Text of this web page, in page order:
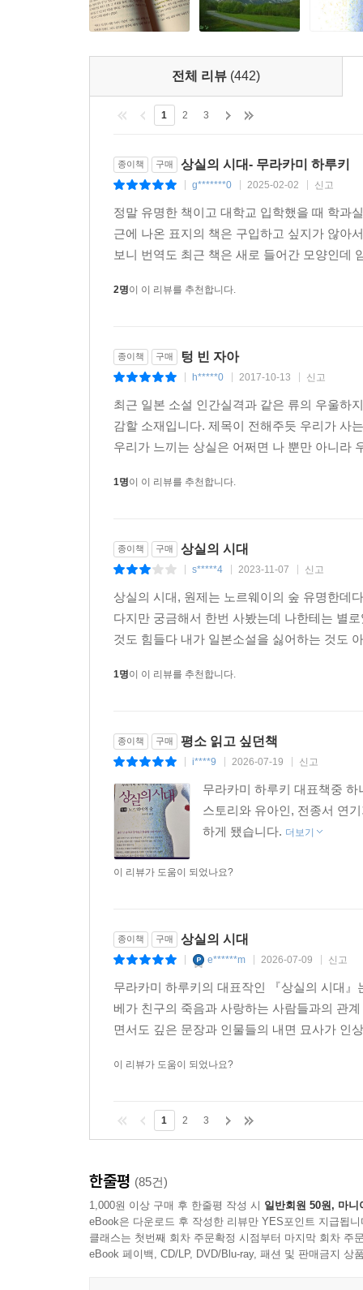
오늘은 비가 오고있구나. 비가 오는 일요일은 나
로 사람을 사랑 할 수 없는 게 아닌가 하는 생각이
'없어.'
그녀는 그 이상 아무것도 묻지 않았다. 가을이 끝
성장의 고통 같은 것을 치러야 할 때에 그 대가를
는 이렇게 여기 있는 거고. 우린 무인도에서 자란
거지요. 하지만 그런 게 언제까지 계속될 수 있겠
어요.
만, 당신은 나와 밖을 이어주는 유리한 고리예요,
--- p.229-230
비는 아침까지도 내리고 있었다. 어젯밤과는 달
숫물 소리로 비가 내리고 있다는 것을 겨우 알아
수록 안개는 바람에 밀려나고, 잡목 숲이며 산의
고, 나는 스웨터 위에 방수가 되는 윈드 브레이커
--- p.257
를 쓸 수 있다는 것은 참 좋은 일이예요. 누구에게
일입니다. 물론 글로 써놓고 보면, 자신이 말하고
를 적어 보고 싶다는 그 기분이 든 것만으로도, 지
--- p.166-167까지
있었던 분위기를 그려 보고 싶었습니다. 사람을
서는 것이기도 하기 때문입니다.
--- 무라카미 하루키가 보낸 <한국의 독자들에게>중에서
나는 그동안 줄곧 유리창에 이마를 붙이고 눈을
그녀는 조용한 목소리로 그렇게 물었다. 나는 지
--- p.468
나는 그 동안 전화 저쪽에서 말이 없었다. 마치 전
줄곧 유리창에 이마를 붙이고 눈을 감고 있었다.
게 물었다. 나는 지금 어디에 있는가? 나는 수화기
--- p.468,---pp,14-20,---계속 살아가는 일만을 생각
전체 리뷰 (442)
1 2 3
종이책 구매 상실의 시대- 무라카미 하루키
g*******0 2025-02-02 신고
정말 유명한 책이고 대학교 입학했을 때 학과
근에 나온 표지의 책은 구입하고 싶지가 않아
보니 번역도 최근 책은 새로 들어간 모양인데
2명이 이 리뷰를 추천합니다.
종이책 구매 텅 빈 자아
h*****0 2017-10-13 신고
최근 일본 소설 인간실격과 같은 류의 우울하
감할 소재입니다. 제목이 전해주듯 우리가 사
우리가 느끼는 상실은 어쩌면 나 뿐만 아니라
1명이 이 리뷰를 추천합니다.
종이책 구매 상실의 시대
s*****4 2023-11-07 신고
상실의 시대, 원제는 노르웨이의 숲 유명한데
다지만 궁금해서 한번 사봤는데 나한테는 별
것도 힘들다 내가 일본소설을 싫어하는 것도
1명이 이 리뷰를 추천합니다.
종이책 구매 평소 읽고 싶던책
i****9 2026-07-19 신고
무라카미 하루키 대표책중
스토리와 유아인, 전종서 연
하게 됐습니다. 더보기
이 리뷰가 도움이 되었나요?
종이책 구매 상실의 시대
e******m 2026-07-09 신고
무라카미 하루키의 대표작인 『상실의 시대
베가 친구의 죽음과 사랑하는 사람들과의 관
면서도 깊은 문장과 인물들의 내면 묘사가 인
이 리뷰가 도움이 되었나요?
1 2 3
한줄평 (85건)
1,000원 이상 구매 후 한줄평 작성 시 일반회원 50원, 마니
eBook은 다운로드 후 작성한 리뷰만 YES포인트 지급됩니
클래스는 첫번째 회차 주문확정 시점부터 마지막 회차 주
eBook 페이백, CD/LP, DVD/Blu-ray, 패션 및 판매금지 상